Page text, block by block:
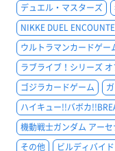
デュエル・マスターズ
NIKKE DUEL
ウルトラマンカードゲー
ラブライブ！シリーズ
ゴジラカードゲーム
ハイキュー!!バボカ
機動戦士ガンダム アー
その他
ビルディバイ